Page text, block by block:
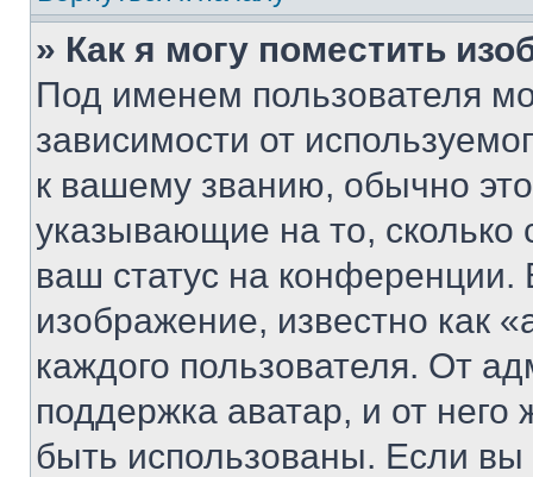
» Как я могу поместить
Под именем пользователя
зависимости от
к вашему званию, обычно это
указывающие на то,
ваш статус на
изображение, известно как
каждого пользователя. От
поддержка аватар, и от него
быть использованы. Если